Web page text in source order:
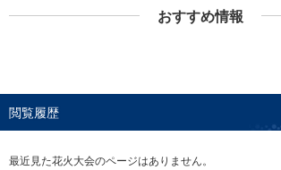
おすすめ情報
閲覧履歴
最近見た花火大会のページはありません。